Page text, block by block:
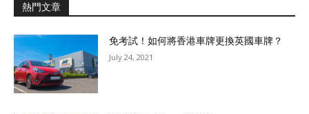
熱門文章
免考試！如何將香港車牌更換英國車牌？
July 24, 2021